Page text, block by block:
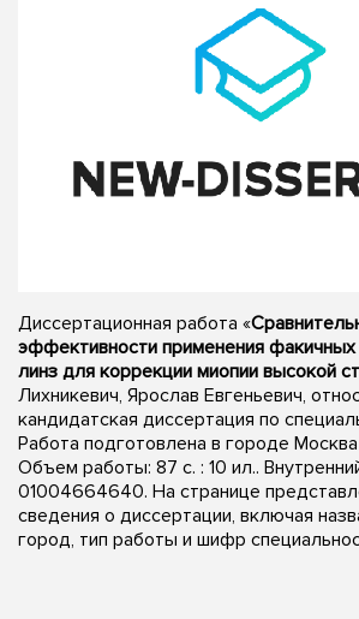
Диссертационная работа «
эффективности применения
линз для коррекции миопии высокой
Лихникевич, Ярослав Евгеньевич,
кандидатская диссертация по
Работа подготовлена в городе
Объем работы: 87 с. : 10 ил..
01004664640. На странице
сведения о диссертации, включая
город, тип работы и шифр